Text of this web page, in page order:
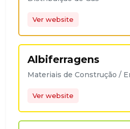
Ver website
Albiferragens
Materiais de Construção /
Ver website